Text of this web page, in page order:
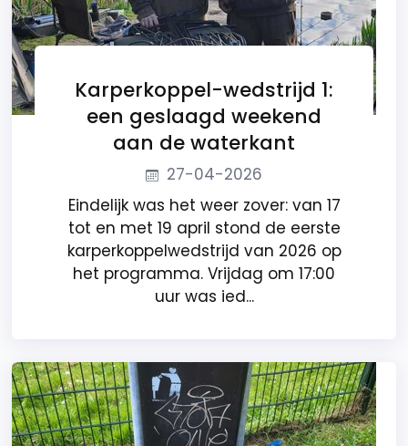
Karperkoppel-wedstrijd 1:
een geslaagd weekend
aan de waterkant
27-04-2026
Eindelijk was het weer zover: van 17
tot en met 19 april stond de eerste
karperkoppelwedstrijd van 2026 op
het programma. Vrijdag om 17:00
uur was ied...